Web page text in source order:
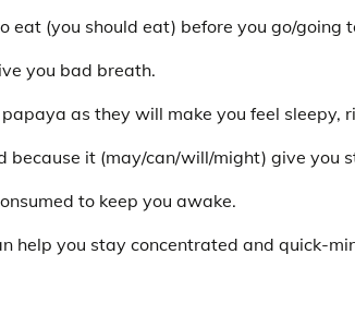
eat (you should eat) before you go/going
you bad breath.
as they will make you feel sleepy,
because it (may/can/will/might) give you
to keep you awake.
help you stay concentrated and quick-